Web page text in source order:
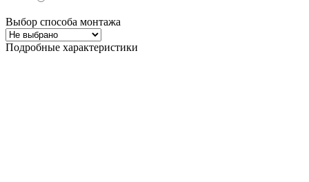
Выбор способа монтажа
Подробные характеристики